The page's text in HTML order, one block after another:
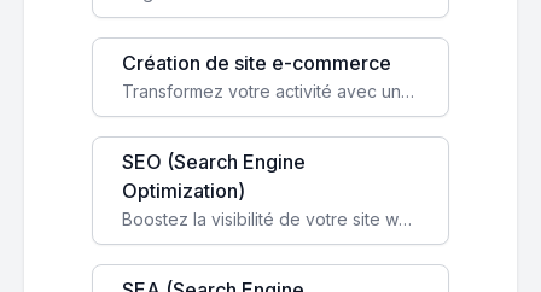
Création de site e-commerce
Transformez votre activité avec une boutique en ligne, accessible à l'échelle mondiale 24/7.
SEO (Search Engine
Optimization)
Boostez la visibilité de votre site web sur Google et attirez du trafic qualifié grâce à nos stratégies SEO.